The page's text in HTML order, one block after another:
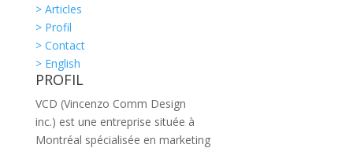
> Articles
> Profil
> Contact
> English
PROFIL
VCD (Vincenzo Comm Design
inc.) est une entreprise située à
Montréal spécialisée en marketing